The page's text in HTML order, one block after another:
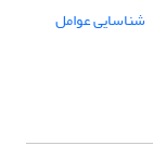
شناسایی عوامل